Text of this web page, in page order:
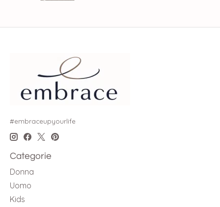
#embraceupyourlife
Categorie
Donna
Uomo
Kids